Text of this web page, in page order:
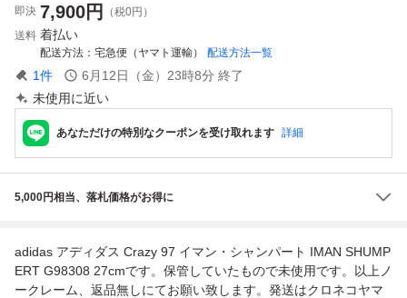
即決 7,900円
（税0円）
送料 着払い
配送方法 宅急便（ヤマト運輸） 配送方法一覧
1件 6月12日（金）23時8分 終了
未使用に近い
あなただけの特別なクーポンを受け取れます 詳細
5,000円相当、落札価格がお得に
adidas アディダス Crazy 97 イマン・シャンパート IMAN SHUMP
ERT G98308 27cmです。保管していたもので未使用です。以上ノ
ークレーム、返品無しにてお願い致します。発送はクロネコヤマ